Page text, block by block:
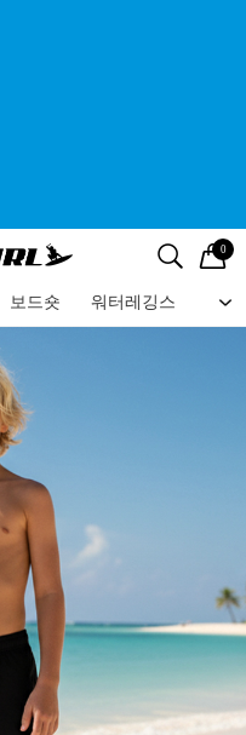
검색
0
보드숏 워터레깅스 비
메뉴